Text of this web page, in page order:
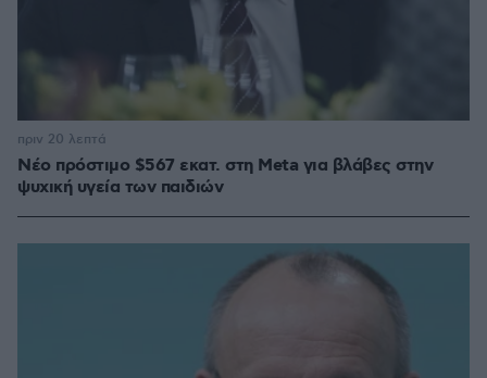
Νέο πρόστιμο $567 εκατ. στη Meta για βλάβες στην
ψυχική υγεία των παιδιών
πριν 20 λεπτά